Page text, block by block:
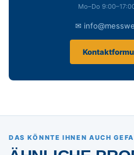
Mo–Do
✉
DAS KÖNNTE IHNEN AUCH